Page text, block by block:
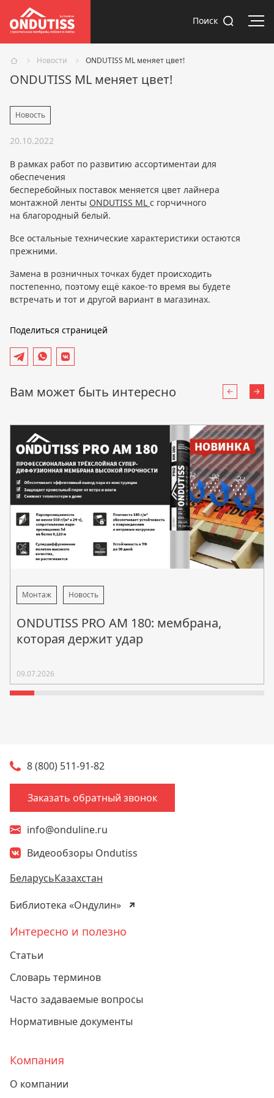
Поиск
Новости ONDUTISS ML меняет цвет!
ONDUTISS ML меняет цвет!
Новость
20.10.2022
В рамках работ по развитию ассортиментаи для
обеспечения
бесперебойных поставок меняется цвет лайнера
монтажной ленты ONDUTISS ML с горчичного
на благородный белый.
Все остальные технические характеристики остаются
прежними.
Замена в розничных точках будет происходить
постепенно, поэтому ещё какое-то время вы будете
встречать и тот и другой вариант в магазинах.
Поделиться страницей
Вам может быть интересно Назад
Монтаж Новость
ONDUTISS PRO AM 180: мембрана,
которая держит удар
09.07.2026
8 (800) 511-91-82
Заказать обратный звонок
info@onduline.ru
Видеообзоры Ondutiss
БеларусьКазахстан
Библиотека «Ондулин»
Интересно и полезно
Статьи
Словарь терминов
Часто задаваемые вопросы
Нормативные документы
Компания
О компании